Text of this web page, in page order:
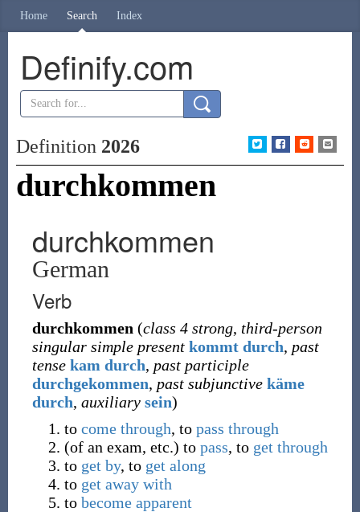
Home Search Index
Definify.com
Definition 2026
durchkommen
durchkommen
German
Verb
durchkommen (class 4 strong, third-person
singular simple present kommt durch, past
tense kam durch, past participle
durchgekommen, past subjunctive käme
durch, auxiliary sein)
to come through, to pass through
(of an exam, etc.) to pass, to get through
to get by, to get along
to get away with
to become apparent